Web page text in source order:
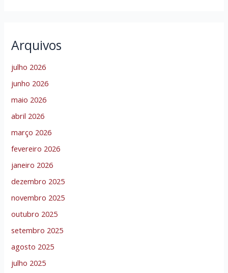
Arquivos
julho 2026
junho 2026
maio 2026
abril 2026
março 2026
fevereiro 2026
janeiro 2026
dezembro 2025
novembro 2025
outubro 2025
setembro 2025
agosto 2025
julho 2025